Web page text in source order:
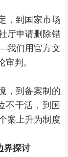
，到国家市场
厅申请删除错
我们用官方文
判。
，到备案制的
不干活，到国
案上升为制度
界探讨